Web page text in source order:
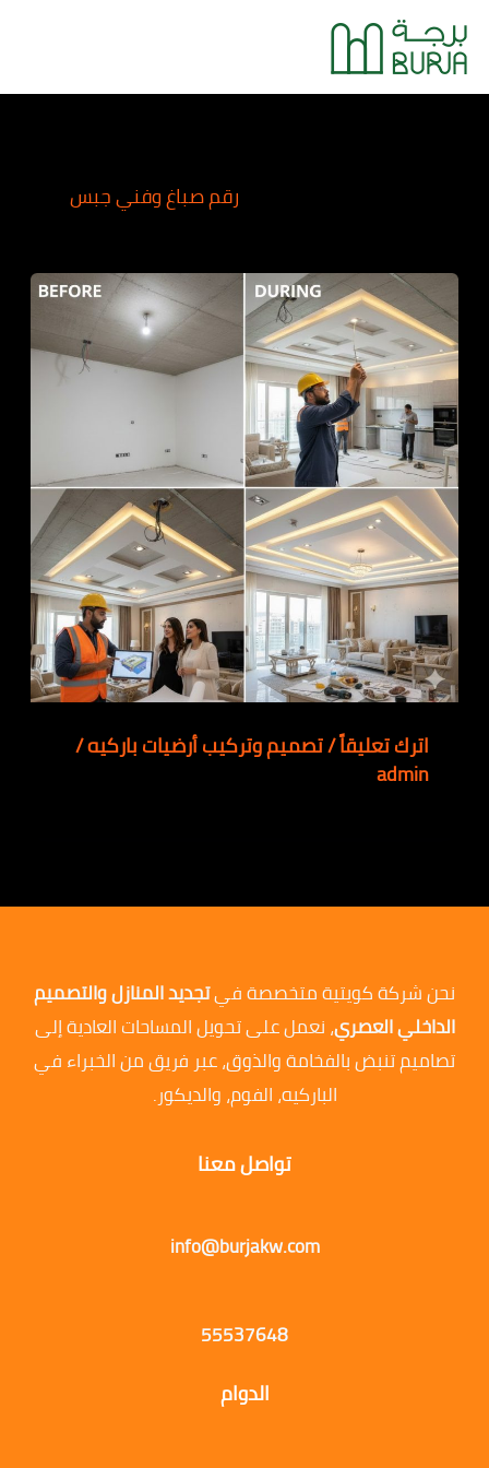
تخطي
إلى
المحتوى
رقم صباغ وفني جبس
اترك تعليقاً/تصميم وتركيب أرضيات باركيه/
admin
نحن شركة كويتية متخصصة فيتجديد المنازل والتصميم
الداخلي العصري، نعمل على تحويل المساحات العادية إلى
تصاميم تنبض بالفخامة والذوق، عبر فريق من الخبراء في
الباركيه، الفوم، والديكور.
تواصل معنا
info@burjakw.com
55537648
الدوام